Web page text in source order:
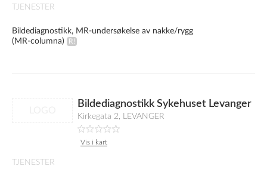
TJENESTER
Bildediagnostikk, MR-undersøkelse av nakke/rygg
(MR-columna)
Bildediagnostikk Sykehuset Levanger
Kirkegata 2, LEVANGER
Vis i kart
TJENESTER